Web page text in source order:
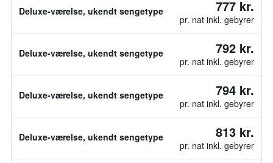
Deluxe-værelse, ukendt sengetype 777 kr.
pr. nat inkl. gebyrer
Deluxe-værelse, ukendt sengetype 792 kr.
pr. nat inkl. gebyrer
Deluxe-værelse, ukendt sengetype 794 kr.
pr. nat inkl. gebyrer
Deluxe-værelse, ukendt sengetype 813 kr.
pr. nat inkl. gebyrer